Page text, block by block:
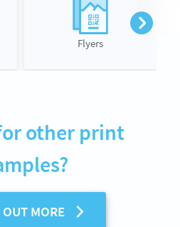
Flyers
other print
MORE